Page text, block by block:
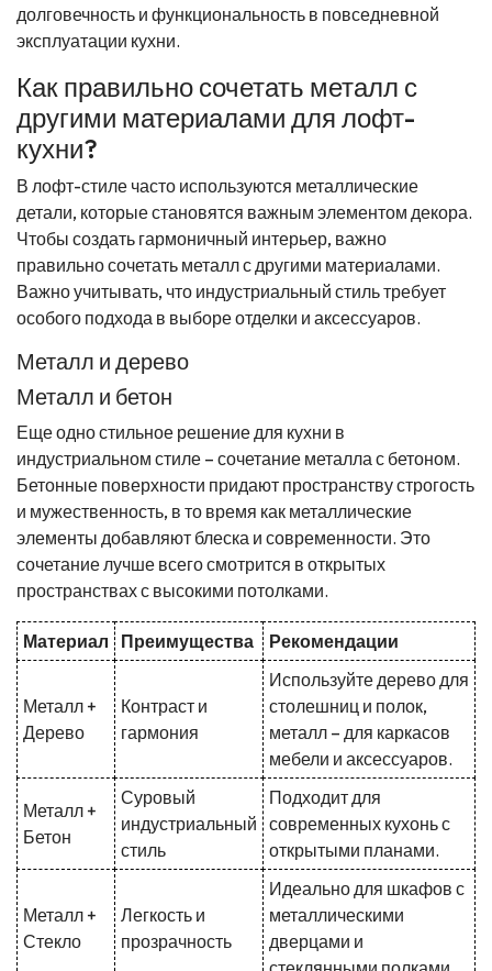
долговечность и функциональность в повседневной
эксплуатации кухни.
Как правильно сочетать металл с
другими материалами для лофт-
кухни?
В лофт-стиле часто используются металлические
детали, которые становятся важным элементом декора.
Чтобы создать гармоничный интерьер, важно
правильно сочетать металл с другими материалами.
Важно учитывать, что индустриальный стиль требует
особого подхода в выборе отделки и аксессуаров.
Металл и дерево
Металл и бетон
Еще одно стильное решение для кухни в
индустриальном стиле – сочетание металла с бетоном.
Бетонные поверхности придают пространству строгость
и мужественность, в то время как металлические
элементы добавляют блеска и современности. Это
сочетание лучше всего смотрится в открытых
пространствах с высокими потолками.
Материал Преимущества Рекомендации
Металл +
Дерево
Контраст и
гармония
Используйте дерево для
столешниц и полок,
металл – для каркасов
мебели и аксессуаров.
Металл +
Бетон
Суровый
индустриальный
стиль
Подходит для
современных кухонь с
открытыми планами.
Металл +
Стекло
Легкость и
прозрачность
Идеально для шкафов с
металлическими
дверцами и